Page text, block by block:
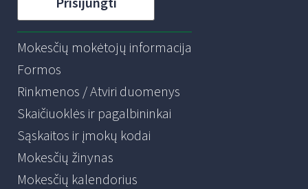
Mokesčių mokėtojų informacija
Formos
Rinkmenos / Atviri duomenys
Skaičiuoklės ir pagalbininkai
Sąskaitos ir įmokų kodai
Mokesčių žinynas
Mokesčių kalendorius